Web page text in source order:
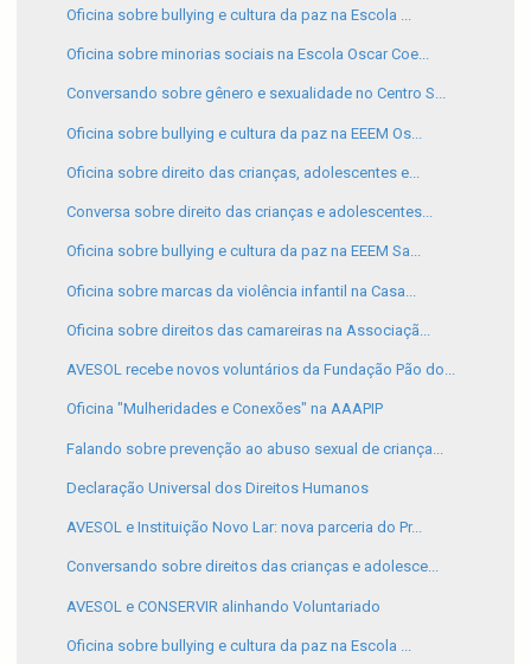
Oficina sobre bullying e cultura da paz na Escola ...
Oficina sobre minorias sociais na Escola Oscar Coe...
Conversando sobre gênero e sexualidade no Centro S...
Oficina sobre bullying e cultura da paz na EEEM Os...
Oficina sobre direito das crianças, adolescentes e...
Conversa sobre direito das crianças e adolescentes...
Oficina sobre bullying e cultura da paz na EEEM Sa...
Oficina sobre marcas da violência infantil na Casa...
Oficina sobre direitos das camareiras na Associaçã...
AVESOL recebe novos voluntários da Fundação Pão do...
Oficina "Mulheridades e Conexões" na AAAPIP
Falando sobre prevenção ao abuso sexual de criança...
Declaração Universal dos Direitos Humanos
AVESOL e Instituição Novo Lar: nova parceria do Pr...
Conversando sobre direitos das crianças e adolesce...
AVESOL e CONSERVIR alinhando Voluntariado
Oficina sobre bullying e cultura da paz na Escola ...